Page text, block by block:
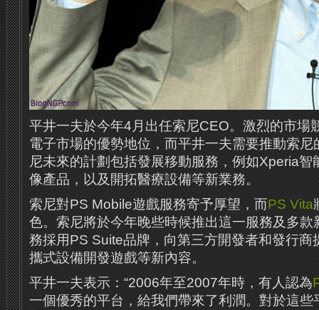
平井一夫於今年4月出任索尼CEO。激烈的市場
電子市場的優勢地位，而平井一夫需要推動索
尼未來的計劃包括發展移動服務，例如Xperia智
像產品，以及開拓醫療設備等新業務。
索尼對PS Mobile遊戲服務寄予厚望，而PS Vita
色。索尼將於今年晚些時候推出這一服務及多款
務採用PS Suite品牌，向第三方開發者和發行商
攜式設備開發遊戲等新內容。
平井一夫表示：“2006年至2007年時，有人認為
一個優秀的平台，給我們帶來了利潤。對於這些